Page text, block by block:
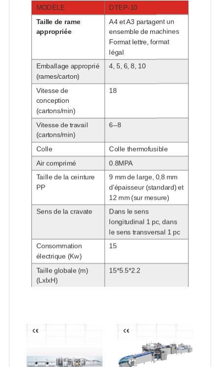
MODÈLE
DTEP-10
Taille de rame
appropriée
A4 et A3 partagent un
ensemble de machines
Format lettre, format
légal
Emballage approprié
(rames/carton)
4, 5, 6, 8, 10
Vitesse de
conception
(cartons/min)
18
Vitesse de travail
(cartons/min)
6--8
Colle
Colle thermofusible
Air comprimé
0.8MPA
Taille de la ceinture
PP
9 mm de large, 0,8 mm
d'épaisseur (standard) et
12 mm (sur mesure)
Sens de la cravate
Dans le sens
longitudinal 1 pc, dans
le sens transversal 1 pc
Consommation
électrique (Kw)
15
Taille globale (m)
(LxlxH)
15*5.5*2.2